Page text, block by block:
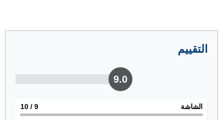
التقييم
9.0
الشاشة 9
/ 10